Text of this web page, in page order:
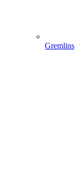
Gremlins